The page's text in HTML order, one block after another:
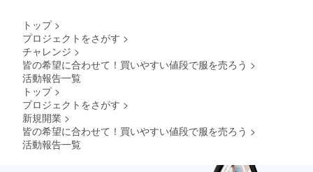
トップ >
プロジェクトをさがす >
チャレンジ >
皆の希望に合わせて！買いやすい値段で服を売ろう >
活動報告一覧
トップ >
プロジェクトをさがす >
新規開業 >
皆の希望に合わせて！買いやすい値段で服を売ろう >
活動報告一覧